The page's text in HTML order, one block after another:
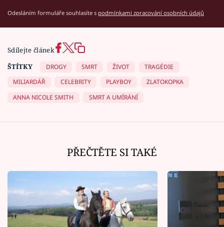
Odesláním formuláře souhlasíte s podmínkami zpracování osobních údajů
Sdílejte článek
ŠTÍTKY
DROGY SMRT ŽIVOT
TRAGÉDIE
MILIARDÁŘ
CELEBRITY PLAYBOY
ZLATOKOPKA
ANNA NICOLE SMITH
SMRT A UMÍRÁNÍ
PŘEČTĚTE SI TAKÉ